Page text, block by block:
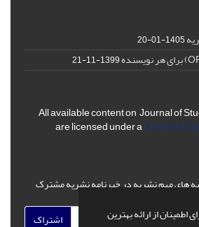
از ارائه بهترین
1405-01-20
1399-11-21
All available content on Journal of
are licensed under aCreative
های مهم نشریه در خبرنامه نشریه مشترک
اشتراک